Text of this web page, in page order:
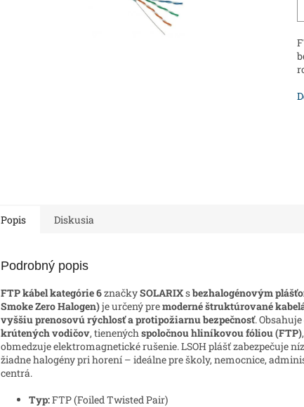
Popis Diskusia
Podrobný popis
FTP kábel kategórie 6značkySOLARIXsbezhalogénovým
Smoke Zero Halogen)je určený premoderné štruktúrované
vyššiu prenosovú rýchlosť a protipožiarnu bezpečnosť. Obsahuje
krútených vodičov, tienenýchspoločnou hliníkovou fóliou (FTP)
obmedzuje elektromagnetické rušenie. LSOH plášť zabezpečuje
žiadne halogény pri horení – ideálne pre školy, nemocnice,
centrá.
Typ:FTP (Foiled Twisted Pair)